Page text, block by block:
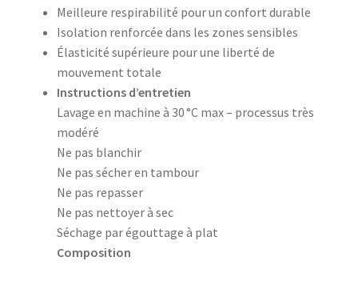
Meilleure respirabilité pour un confort durable
Isolation renforcée dans les zones sensibles
Élasticité supérieure pour une liberté de
mouvement totale
Instructions d’entretien
Lavage en machine à 30 °C max – processus très
modéré
Ne pas blanchir
Ne pas sécher en tambour
Ne pas repasser
Ne pas nettoyer à sec
Séchage par égouttage à plat
Composition